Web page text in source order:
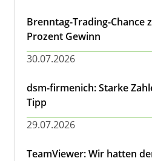
Brenntag-Trading-Chance
Prozent Gewinn
30.07.2026
dsm-firmenich: Starke
Tipp
29.07.2026
TeamViewer: Wir hatten